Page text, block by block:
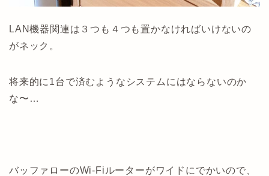
LAN機器関連は３つも４つも置かなければいけないの
がネック。
将来的に1台で済むようなシステムにはならないのか
な〜…
バッファローのWi-Fiルーターがワイドにでかいので、